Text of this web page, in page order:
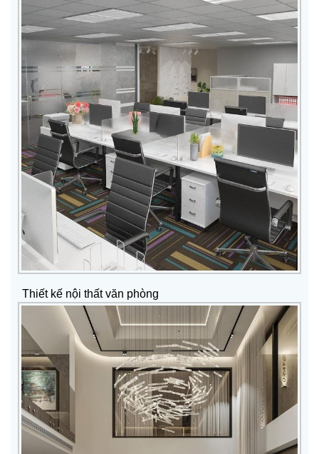
Thiết kế nội thất văn phòng